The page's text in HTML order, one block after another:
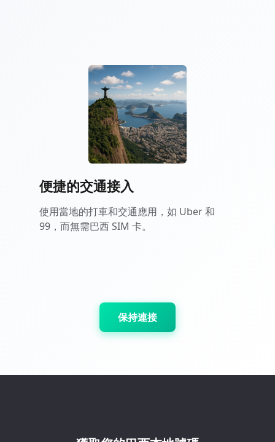
便捷的交通接入
使用當地的打車和交通應用，如 Uber 和
99，而無需巴西 SIM 卡。
保持連接